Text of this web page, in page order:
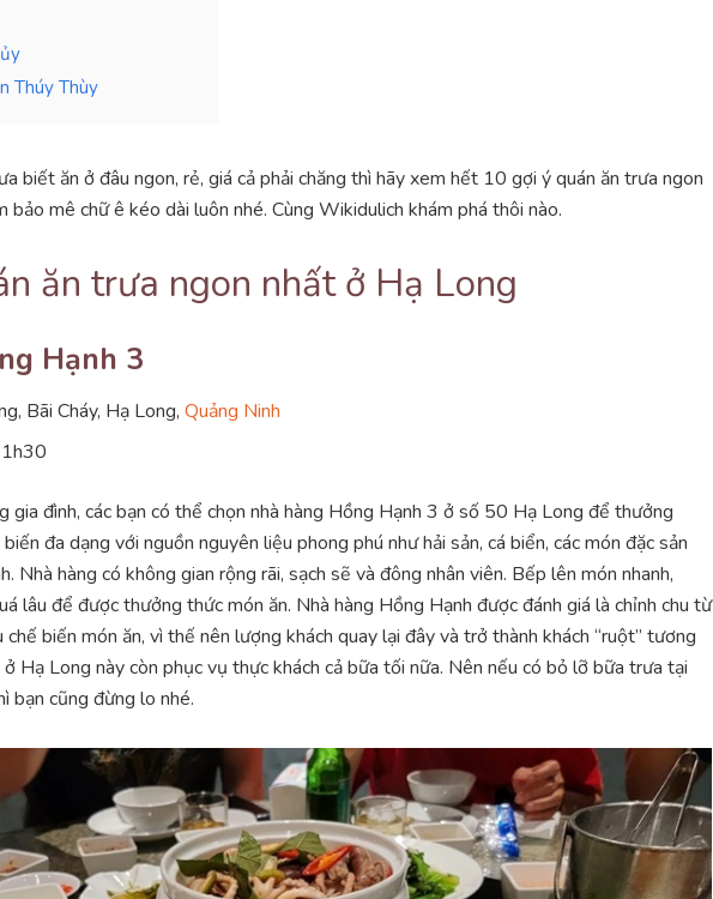
Thúy Thùy
biết ăn ở đâu ngon, rẻ, giá cả phải chăng thì hãy xem hết 10 gợi ý quán ăn trưa ngon
bảo mê chữ ê kéo dài luôn nhé. Cùng Wikidulich khám phá thôi nào.
ăn trưa ngon nhất ở Hạ Long
Hạnh 3
Bãi Cháy, Hạ Long,Quảng Ninh
gia đình, các bạn có thể chọn nhà hàng Hồng Hạnh 3 ở số 50 Hạ Long để thưởng
đa dạng với nguồn nguyên liệu phong phú như hải sản, cá biển, các món đặc sản
Nhà hàng có không gian rộng rãi, sạch sẽ và đông nhân viên. Bếp lên món nhanh,
lâu để được thưởng thức món ăn. Nhà hàng Hồng Hạnh được đánh giá là chỉnh chu từ
biến món ăn, vì thế nên lượng khách quay lại đây và trở thành khách “ruột” tương
Hạ Long này còn phục vụ thực khách cả bữa tối nữa. Nên nếu có bỏ lỡ bữa trưa tại
bạn cũng đừng lo nhé.